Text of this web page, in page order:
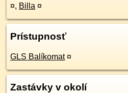
¤, Billa ¤
Prístupnosť
GLS Balíkomat ¤
Zastávky v okolí